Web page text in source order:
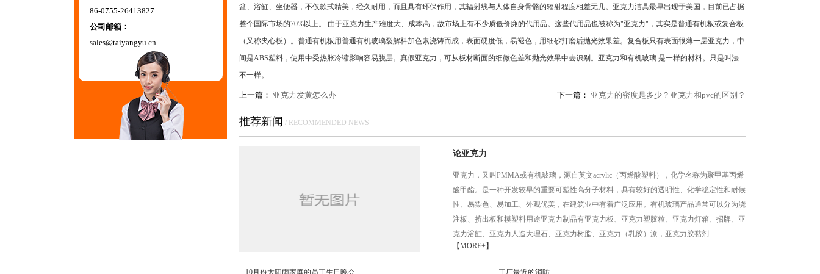
86-0755-26413827
公司邮箱：
sales@taiyangyu.cn
盆、浴缸、坐便器，不仅款式精美，经久耐用，而且具有环保作用，其辐射线与人体自身骨骼的辐射程度相差无几。亚克力洁具最早出现于美国，目前已占据
整个国际市场的70%以上。 由于亚克力生产难度大、成本高，故市场上有不少质低价廉的代用品。这些代用品也被称为"亚克力"，其实是普通有机板或复合板
（又称夹心板）。普通有机板用普通有机玻璃裂解料加色素浇铸而成，表面硬度低，易褪色，用细砂打磨后抛光效果差。复合板只有表面很薄一层亚克力，中
间是ABS塑料，使用中受热胀冷缩影响容易脱层。真假亚克力，可从板材断面的细微色差和抛光效果中去识别。亚克力和有机玻璃 是一样的材料。只是叫法
不一样。
上一篇： 亚克力发黄怎么办 下一篇： 亚克力的密度是多少？亚克力和pvc的区别？
推荐新闻 / RECOMMENDED NEWS
论亚克力
亚克力，又叫PMMA或有机玻璃，源自英文acrylic（丙烯酸塑料），化学名称为聚甲基丙烯
酸甲酯。是一种开发较早的重要可塑性高分子材料，具有较好的透明性、化学稳定性和耐候
性、易染色、易加工、外观优美，在建筑业中有着广泛应用。有机玻璃产品通常可以分为浇
注板、挤出板和模塑料用途亚克力制品有亚克力板、亚克力塑胶粒、亚克力灯箱、招牌、亚
克力浴缸、亚克力人造大理石、亚克力树脂、亚克力（乳胶）漆，亚克力胶黏剂...
【MORE+】
10月份太阳雨家庭的员工生日晚会 工厂最近的消防